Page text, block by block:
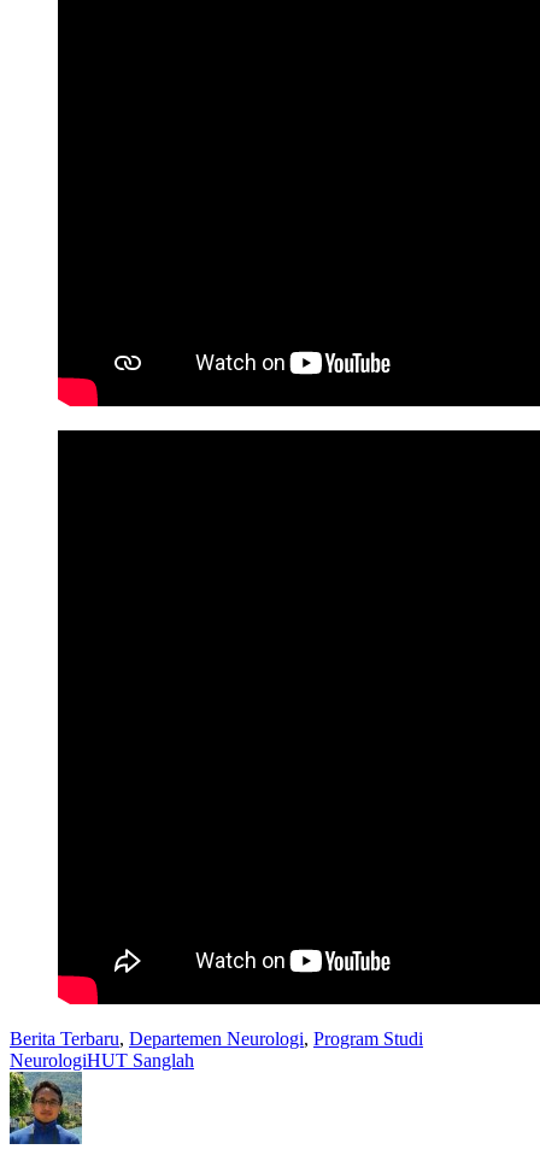
Berita Terbaru, Departemen Neurologi, Program Studi
NeurologiHUT Sanglah